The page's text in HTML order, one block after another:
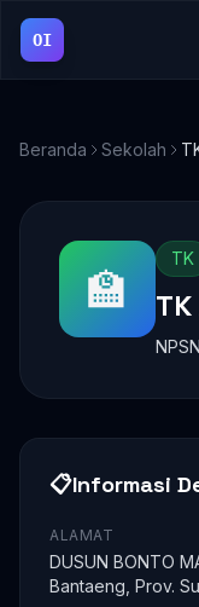
OI
Beranda Sekolah
🏫
TK
📋Informasi
ALAMAT
DUSUN BONTO
Bantaeng, Prov.